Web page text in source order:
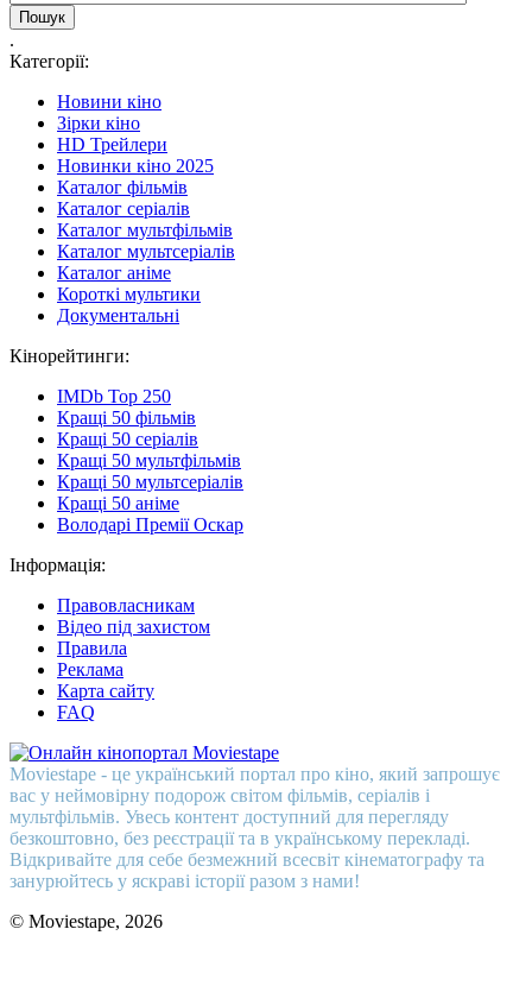
.
Категорії:
Новини кіно
Зірки кіно
HD Трейлери
Новинки кіно 2025
Каталог фільмів
Каталог серіалів
Каталог мультфільмів
Каталог мультсеріалів
Каталог аніме
Короткі мультики
Документальні
Кінорейтинги:
IMDb Top 250
Кращі 50 фільмів
Кращі 50 серіалів
Кращі 50 мультфільмів
Кращі 50 мультсеріалів
Кращі 50 аніме
Володарі Премії Оскар
Інформація:
Правовласникам
Відео під захистом
Правила
Реклама
Карта сайту
FAQ
Moviestape - це український портал про кіно, який запрошує
вас у неймовірну подорож світом фільмів, серіалів і
мультфільмів. Увесь контент доступний для перегляду
безкоштовно, без реєстрації та в українському перекладі.
Відкривайте для себе безмежний всесвіт кінематографу та
занурюйтесь у яскраві історії разом з нами!
© Moviestape, 2026